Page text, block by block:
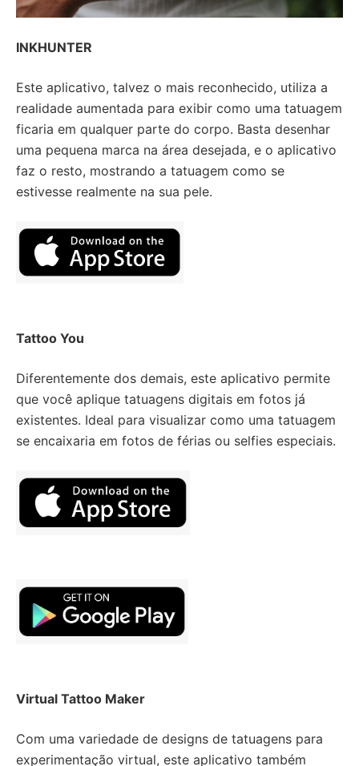
INKHUNTER
Este aplicativo, talvez o mais reconhecido, utiliza a
realidade aumentada para exibir como uma tatuagem
ficaria em qualquer parte do corpo. Basta desenhar
uma pequena marca na área desejada, e o aplicativo
faz o resto, mostrando a tatuagem como se
estivesse realmente na sua pele.
Tattoo You
Diferentemente dos demais, este aplicativo permite
que você aplique tatuagens digitais em fotos já
existentes. Ideal para visualizar como uma tatuagem
se encaixaria em fotos de férias ou selfies especiais.
Virtual Tattoo Maker
Com uma variedade de designs de tatuagens para
experimentação virtual, este aplicativo também